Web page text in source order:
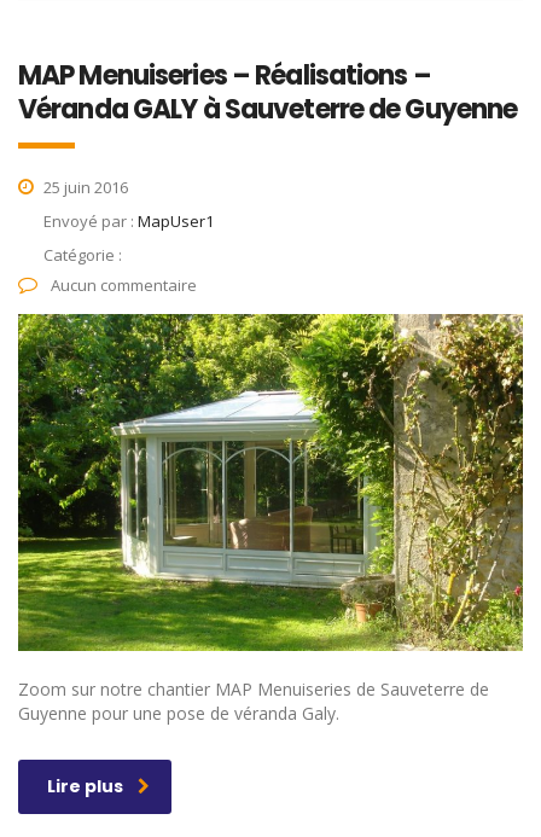
MAP Menuiseries – Réalisations –
Véranda GALY à Sauveterre de Guyenne
25 juin 2016
Envoyé par : MapUser1
Catégorie :
Aucun commentaire
Zoom sur notre chantier MAP Menuiseries de Sauveterre de
Guyenne pour une pose de véranda Galy.
Lire plus